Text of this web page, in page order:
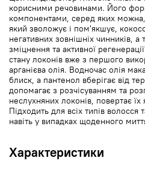
корисними речовинами. Його
компонентами, серед яких
який зволожує і пом'якшує,
негативних зовнішніх чинників, а
зміцнення та активної
стану локонів вже з першого
арганієва олія. Водночас олія
блиск, а пантенол вберігає від
допомагає з розчісуванням та
неслухняних локонів, повертає їх
Підходить для всіх типів
навіть у випадках щоденного
Характеристики